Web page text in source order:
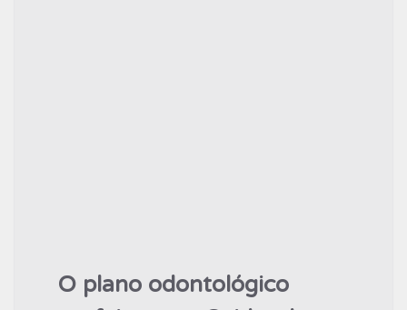
O plano odontológico